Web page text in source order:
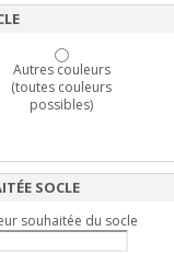
Autres couleurs
(toutes couleurs
possibles)
SOCLE
souhaitée du socle